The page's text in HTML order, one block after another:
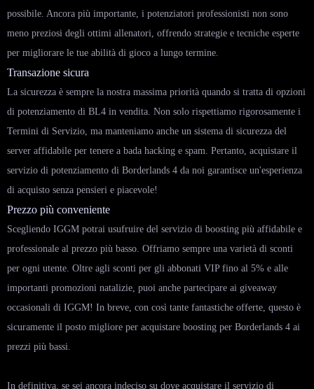
possibile. Ancora più importante, i potenziatori professionisti non sono
meno preziosi degli ottimi allenatori, offrendo strategie e tecniche esperte
per migliorare le tue abilità di gioco a lungo termine.
Transazione sicura
La sicurezza è sempre la nostra massima priorità quando si tratta di opzioni
di potenziamento di BL4 in vendita. Non solo rispettiamo rigorosamente i
Termini di Servizio, ma manteniamo anche un sistema di sicurezza del
server affidabile per tenere a bada hacking e spam. Pertanto, acquistare il
servizio di potenziamento di Borderlands 4 da noi garantisce un'esperienza
di acquisto senza pensieri e piacevole!
Prezzo più conveniente
Scegliendo IGGM potrai usufruire del servizio di boosting più affidabile e
professionale al prezzo più basso. Offriamo sempre una varietà di sconti
per ogni utente. Oltre agli sconti per gli abbonati VIP fino al 5% e alle
importanti promozioni natalizie, puoi anche partecipare ai giveaway
occasionali di IGGM! In breve, con così tante fantastiche offerte, questo è
sicuramente il posto migliore per acquistare boosting per Borderlands 4 ai
prezzi più bassi.
In definitiva, se sei ancora indeciso su dove acquistare il servizio di